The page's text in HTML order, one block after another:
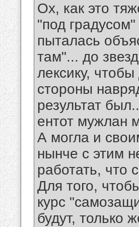
Ох, как это
"под
пыталась
там"... до
лексику,
стороны
результат
ентот мужлан
А могла и
нынче с этим
работать, что
Для того,
курс
будут, только